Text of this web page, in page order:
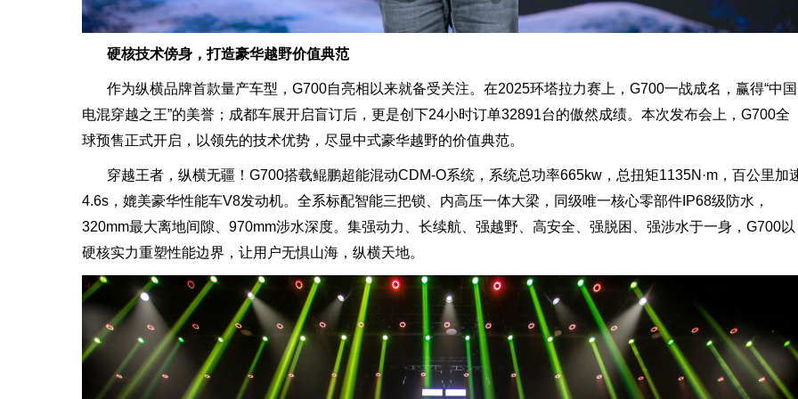
硬核技术傍身，打造豪华越野价值典范
作为纵横品牌首款量产车型，G700自亮相以来就备受关注。在2025环塔拉力赛上，G700一战成名，赢得“中国
电混穿越之王”的美誉；成都车展开启盲订后，更是创下24小时订单32891台的傲然成绩。本次发布会上，G700全
球预售正式开启，以领先的技术优势，尽显中式豪华越野的价值典范。
穿越王者，纵横无疆！G700搭载鲲鹏超能混动CDM-O系统，系统总功率665kw，总扭矩1135N·m，百公里加
4.6s，媲美豪华性能车V8发动机。全系标配智能三把锁、内高压一体大梁，同级唯一核心零部件IP68级防水，
320mm最大离地间隙、970mm涉水深度。集强动力、长续航、强越野、高安全、强脱困、强涉水于一身，G700以
硬核实力重塑性能边界，让用户无惧山海，纵横天地。